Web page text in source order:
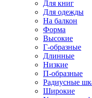
Для книг
Для одежды
На балкон
Форма
Высокие
Г-образные
Длинные
Низкие
П-образные
Радиусные
Широкие